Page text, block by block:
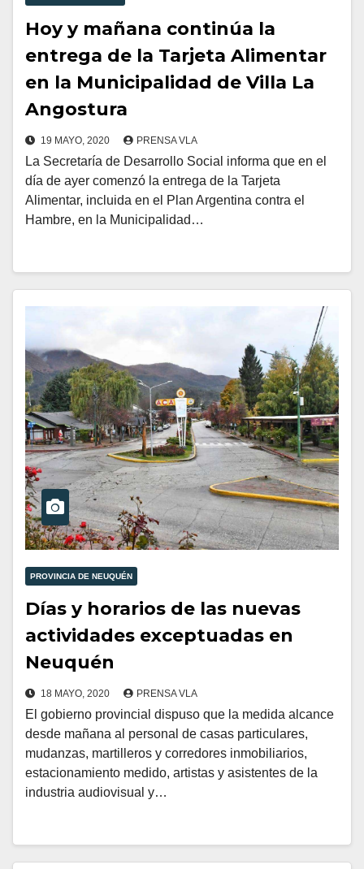
Hoy y mañana continúa la
entrega de la Tarjeta Alimentar
en la Municipalidad de Villa La
Angostura
19 MAYO, 2020 PRENSA VLA
La Secretaría de Desarrollo Social informa que en el
día de ayer comenzó la entrega de la Tarjeta
Alimentar, incluida en el Plan Argentina contra el
Hambre, en la Municipalidad…
PROVINCIA DE NEUQUÉN
Días y horarios de las nuevas
actividades exceptuadas en
Neuquén
18 MAYO, 2020 PRENSA VLA
El gobierno provincial dispuso que la medida alcance
desde mañana al personal de casas particulares,
mudanzas, martilleros y corredores inmobiliarios,
estacionamiento medido, artistas y asistentes de la
industria audiovisual y…